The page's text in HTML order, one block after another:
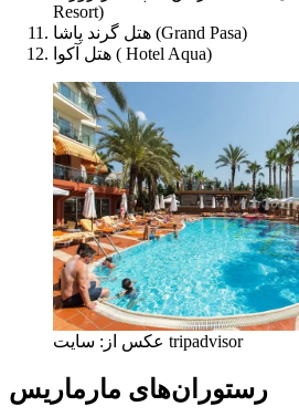
Resort)
هتل گرند پاشا (Grand Pasa)
هتل آکوا ( Hotel Aqua)
عکس از: سایت tripadvisor
رستوران‌های مارماریس